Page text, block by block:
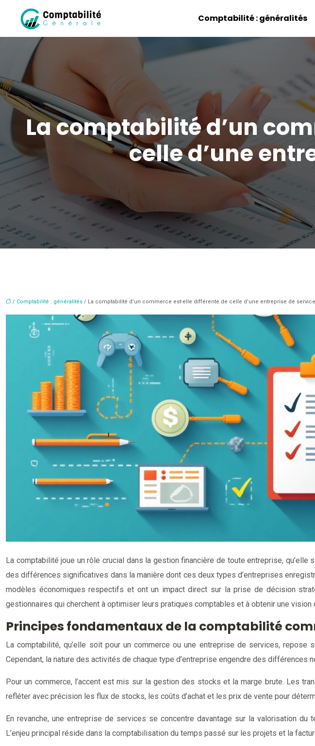
Comptabilité : généralités
La comptabilité d’un
celle d’une
/ Comptabilité : généralités / La comptabilité d’un commerce est-elle différente de celle d’une entreprise de
La comptabilité joue un rôle crucial dans la gestion financière de toute entreprise,
des différences significatives dans la manière dont ces deux types d’entreprises
modèles économiques respectifs et ont un impact direct sur la prise de décision
gestionnaires qui cherchent à optimiser leurs pratiques comptables et à obtenir une
Principes fondamentaux de la comptabilité
La comptabilité, qu’elle soit pour un commerce ou une entreprise de services,
Cependant, la nature des activités de chaque type d’entreprise engendre des différences
Pour un commerce, l’accent est mis sur la gestion des stocks et la marge brute. Les
refléter avec précision les flux de stocks, les coûts d’achat et les prix de vente pour
En revanche, une entreprise de services se concentre davantage sur la valorisation
L’enjeu principal réside dans la comptabilisation du temps passé sur les projets et la